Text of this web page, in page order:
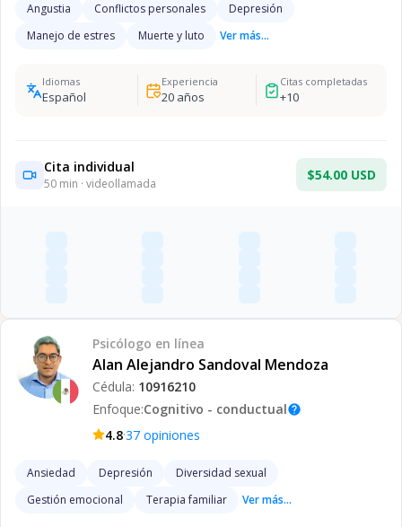
Angustia Conflictos personales
Depresión
Manejo de estres
Muerte y luto Ver más...
Idiomas
Español
Experiencia
20años
Citas completadas
+10
Cita individual
50 min · videollamada
$54.00 USD
Psicólogo en línea
Alan Alejandro Sandoval Mendoza
Cédula: 10916210
Enfoque:Cognitivo - conductualhelp
4.8·37 opiniones
Ansiedad Depresión
Diversidad sexual
Gestión emocional
Terapia familiar Ver más...